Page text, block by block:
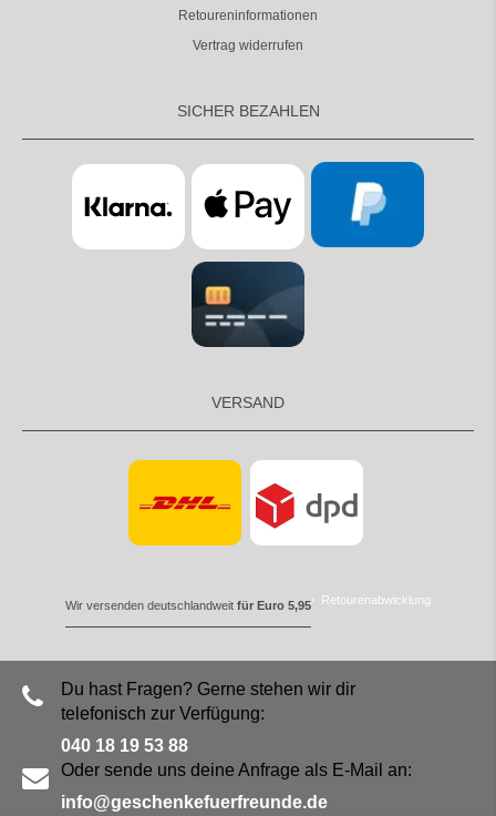
Retoureninformationen
Vertrag widerrufen
SICHER BEZAHLEN
VERSAND
Wir versenden deutschlandweit für Euro 5,95 Retourenabwicklung
Du hast Fragen? Gerne stehen wir dir
telefonisch zur Verfügung:
040 18 19 53 88
Oder sende uns deine Anfrage als E-Mail an:
info@geschenkefuerfreunde.de